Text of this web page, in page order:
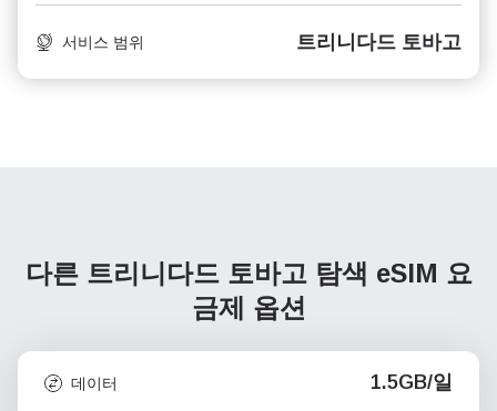
서비스 범위 트리니다드 토바고
다른 트리니다드 토바고 탐색 eSIM 요
금제 옵션
데이터 1.5GB/일